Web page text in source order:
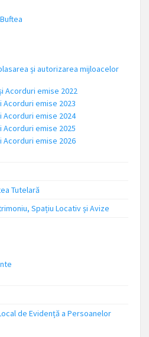
și autorizarea mijloacelor
Acorduri emise 2022
emise 2023
emise 2024
emise 2025
emise 2026
Tutelară
Spațiu Locativ și Avize
de Evidență a Persoanelor